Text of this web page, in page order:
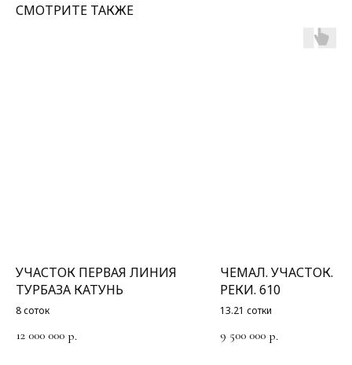
СМОТРИТЕ ТАКЖЕ
УЧАСТОК ПЕРВАЯ ЛИНИЯ
ТУРБАЗА КАТУНЬ
8 соток
12 000 000 р.
ЧЕМАЛ. УЧАСТОК.
РЕКИ. 610
13.21 сотки
9 500 000 р.